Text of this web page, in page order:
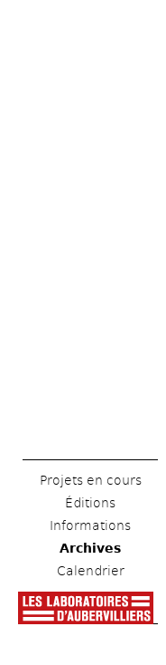
Projets en cours
Éditions
Informations
Archives
Calendrier